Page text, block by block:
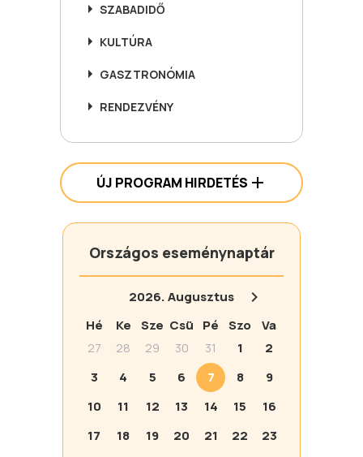
SZABADIDŐ
KULTÚRA
GASZTRONÓMIA
RENDEZVÉNY
ÚJ PROGRAM HIRDETÉS
Országos eseménynaptár
2026.Augusztus
Hé
Ke Sze Csü Pé Szo
Va
27
28 29 30 31 1
2
3
4 5 6 7 8
9
10
11 12 13 14 15
16
17
18 19 20 21 22
23